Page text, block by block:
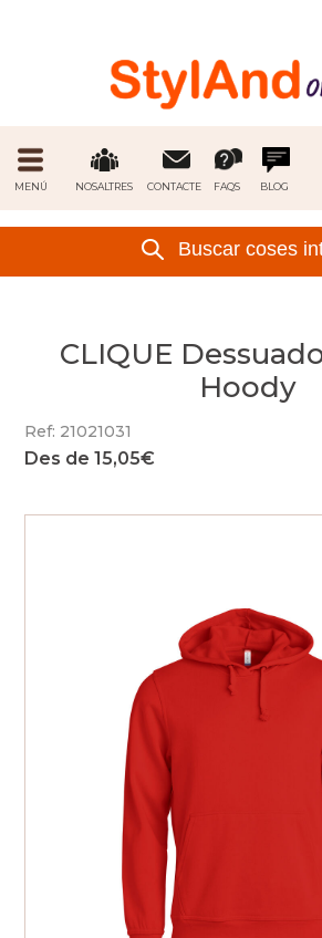
MENÚ NOSALTRES CONTACTE FAQS BLOG
CLIQUE
Hoody
Ref: 21021031
Des de 15,05€